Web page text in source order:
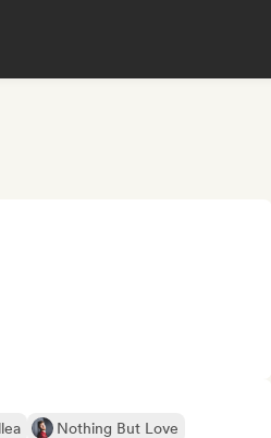
Nothing But Love